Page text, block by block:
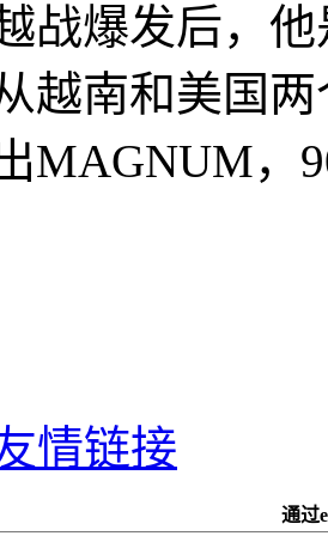
战爆发后，
越南和美国
MAGNUM，
情链接
通过